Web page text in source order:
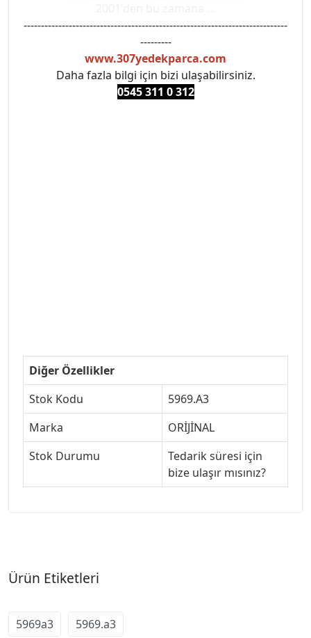
----------------------------------------------------------------------------
---------
www.307yedekparca.com
Daha fazla bilgi için bizi ulaşabilirsiniz.
0545 311 0 312
Diğer Özellikler
Stok Kodu
5969.A3
Marka
ORİJİNAL
Stok Durumu
Tedarik süresi için
bize ulaşır mısınız?
Ürün Etiketleri
5969a3 5969.a3